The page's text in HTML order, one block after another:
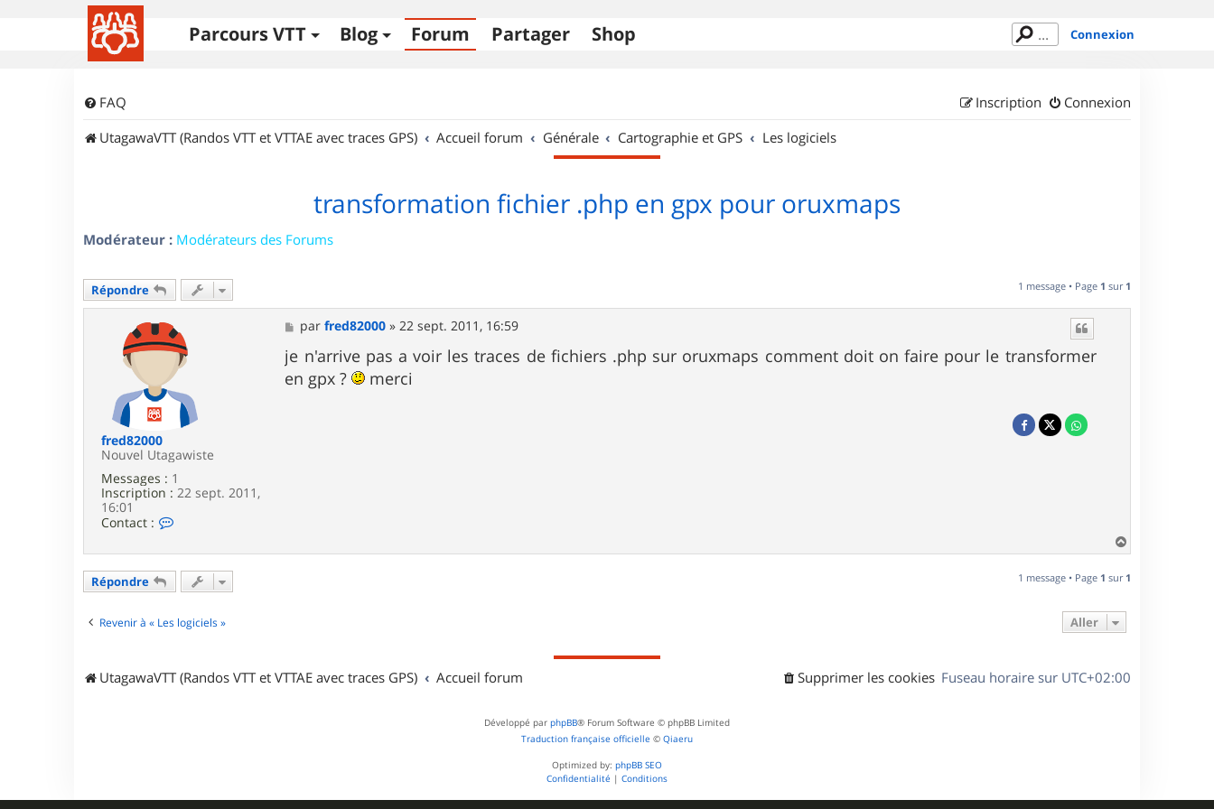
Parcours VTT Blog Forum Partager Shop Connexion
FAQ Connexion
Inscription
UtagawaVTT (Randos VTT et VTTAE avec traces GPS)
Accueil forum Générale Cartographie et GPS Les logiciels
transformation fichier .php en gpx pour oruxmaps
Modérateur : Modérateurs des Forums
Répondre 1 message • Page 1 sur 1
fred82000
Nouvel Utagawiste
Messages : 1
Inscription : 22 sept. 2011,
16:01
Contact :
c
e
e
M
e
s
s
a
parfred82000 »22 sept. 2011, 16:59
je n'arrive pas a voir les traces de fichiers .php sur oruxmaps comment doit on faire pour le transformer
en gpx ?
merci
a
t
Répondre 1 message • Page 1 sur 1
Revenir à « Les logiciels » Aller
UtagawaVTT (Randos VTT et VTTAE avec traces GPS) Accueil forum Fuseau horaire sur UTC+02:00
Supprimer les cookies
Développé par phpBB® Forum Software © phpBB Limited
Traduction française officielle © Qiaeru
Optimized by: phpBB SEO
Confidentialité | Conditions